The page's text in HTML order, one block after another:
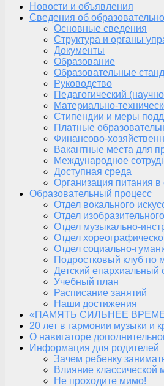
Новости и объявления
Сведения об
Основные сведения
Структура и органы
Документы
Образование
Образовательные
Руководство
Педагогический
Материально-
Стипендии и меры
Платные
Финансово-
Вакантные места для
Международное
Доступная среда
Организация питания в
Образовательный процесс
Отдел вокального
Отдел
Отдел музыкально-
Отдел
Отдел социально-
Подростковый клуб по
Детский епархиальный
Учебный план
Расписание занятий
Наши достижения
«ПАМЯТЬ СИЛЬНЕЕ
20 лет в гармонии музыки
О навигаторе
Информация для родителей
Зачем ребенку
Влияние классической
Не проходите мимо!